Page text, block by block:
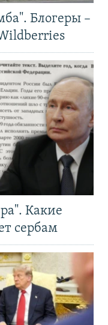
Блогеры –
Какие
сербам